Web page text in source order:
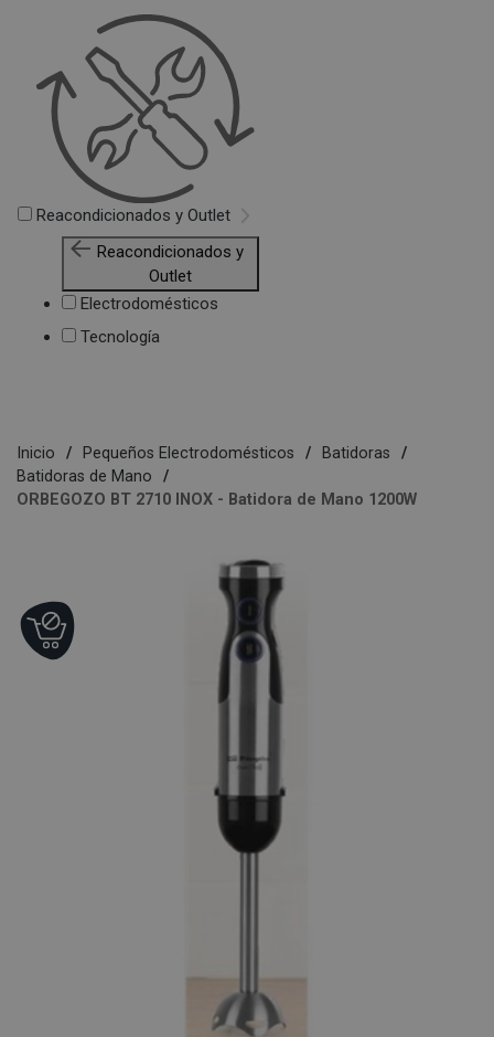
Reacondicionados y Outlet
Reacondicionados y
Outlet
Electrodomésticos
Tecnología
Inicio Pequeños Electrodomésticos
Batidoras
Batidoras de Mano
ORBEGOZO BT 2710 INOX - Batidora de Mano 1200W